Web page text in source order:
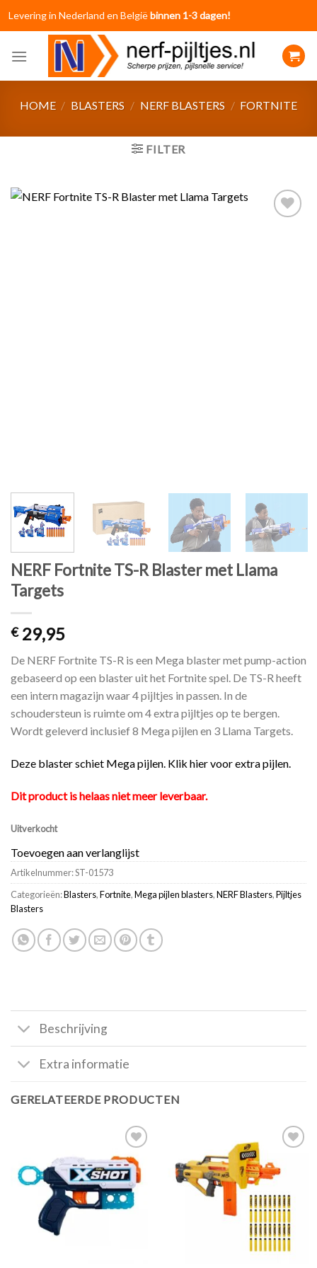
Levering in Nederland en Belgiëbinnen 1-3 dagen!
HOME / BLASTERS / NERF BLASTERS / FORTNITE
FILTER
NERF Fortnite TS-R Blaster met Llama
Targets
€29,95
De NERF Fortnite TS-R is een Mega blaster met pump-action
gebaseerd op een blaster uit het Fortnite spel. De TS-R heeft
een intern magazijn waar 4 pijltjes in passen. In de
schoudersteun is ruimte om 4 extra pijltjes op te bergen.
Wordt geleverd inclusief 8 Mega pijlen en 3 Llama Targets.
Deze blaster schiet Mega pijlen. Klik hier voor extra pijlen.
Dit product is helaas niet meer leverbaar.
Uitverkocht
Toevoegen aan verlanglijst
Artikelnummer:ST-01573
Categorieën:Blasters,Fortnite,Mega pijlen blasters,NERF Blasters,Pijltjes
Blasters
Beschrijving
Extra informatie
GERELATEERDE PRODUCTEN
Toevoegen
aan
verlanglijst
Toevoegen
aan
verlanglijst